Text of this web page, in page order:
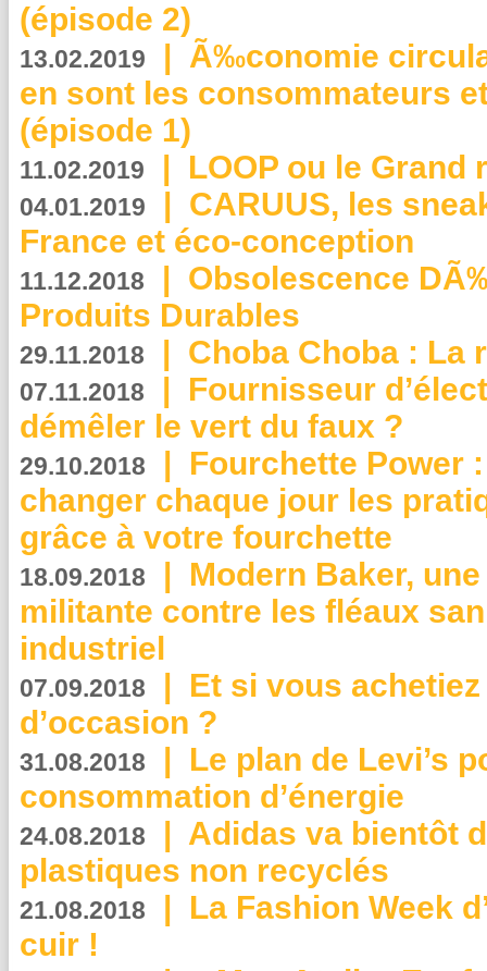
(épisode 2)
13.02.2019 | Ã‰conomie
en sont les consommateurs
(épisode 1)
11.02.2019 | LOOP ou le Grand
04.01.2019 | CARUUS, les
France et éco-conception
11.12.2018 | Obsolescence
Produits Durables
29.11.2018 | Choba Choba : La
07.11.2018 | Fournisseur
démêler le vert du faux ?
29.10.2018 | Fourchette Power
changer chaque jour les
grâce à votre fourchette
18.09.2018 | Modern Baker,
militante contre les fléaux
industriel
07.09.2018 | Et si vous
d’occasion ?
31.08.2018 | Le plan de Levi’s
consommation d’énergie
24.08.2018 | Adidas va bientôt
plastiques non recyclés
21.08.2018 | La Fashion Week
cuir !